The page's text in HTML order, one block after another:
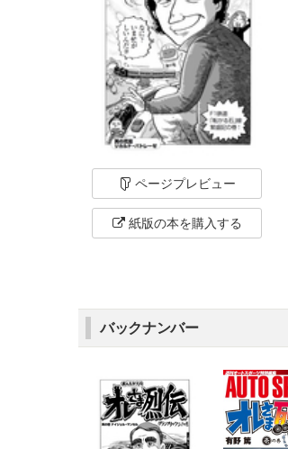
ページプレビュー
紙版の本を購入する
バックナンバー